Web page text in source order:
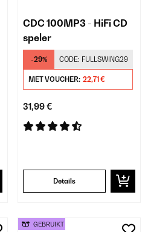
CDC 100MP3 - HiFi CD
speler
-29% CODE: FULLSWING29
MET VOUCHER: 22,71 €
31,99 €
Details
GEBRUIKT